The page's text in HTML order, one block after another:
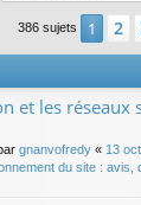
386 sujets 1 2
et les réseaux
gnanvofredy « 13
du site : avis,